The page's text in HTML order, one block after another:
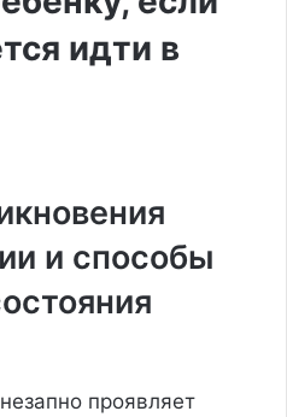
идти в
и способы
проявляет